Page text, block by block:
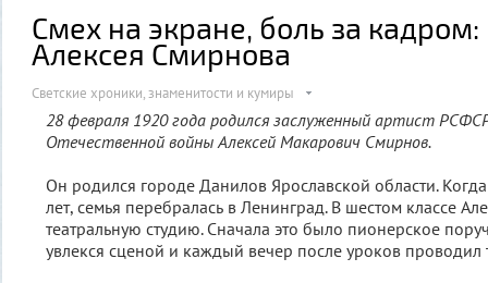
Смех на экране, боль за кадром:
Алексея Смирнова
Светские хроники, знаменитости и кумиры
28 февраля 1920 года родился заслуженный артист
Отечественной войны Алексей Макарович Смирнов.
Он родился городе Данилов Ярославской области.
лет, семья перебралась в Ленинград. В шестом классе
театральную студию. Сначала это было пионерское
увлекся сценой и каждый вечер после уроков проводил